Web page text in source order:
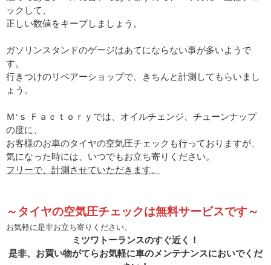
ックして、
正しい数値をキープしましょう。
ガソリンスタンドのゲージはあてにならない事が多いようで
す。
行きつけのリペアーショップで、きちんと計測してもらいまし
ょう。
Ｍ‘ｓ Ｆａｃｔｏｒｙでは、オイルチェンジ、チューンナップ
の度に、
お客様のお車のタイヤの空気圧チェックも行っておりますが、
気になった時には、いつでもお立ち寄りください。
フリーで、計測させていただきます。
～タイヤの空気圧チェックは無料サービスです～
お気軽に是非お立ち寄りください。
ミツワトーランスのすぐ近く！
是非、お買い物がてらお気軽に車のメンテナンスにおいでくだ